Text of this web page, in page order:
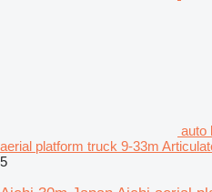
auto
aerial platform truck 9-33m
5